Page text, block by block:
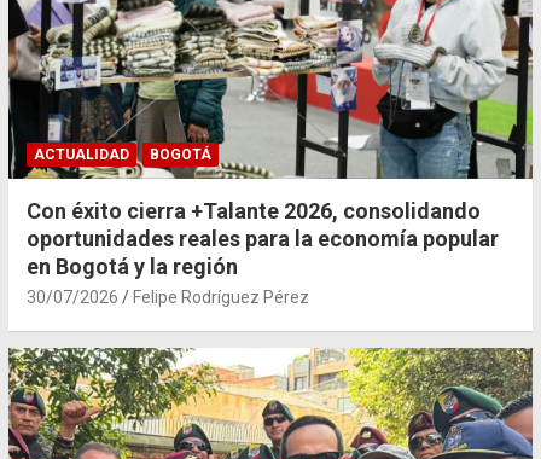
ACTUALIDAD BOGOTÁ
Con éxito cierra +Talante 2026, consolidando
oportunidades reales para la economía popular
en Bogotá y la región
30/07/2026 Felipe Rodríguez Pérez